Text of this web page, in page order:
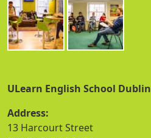
ULearn English School Dublin
Address:
13 Harcourt Street